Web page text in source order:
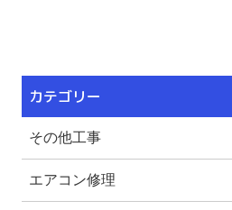
カテゴリー
その他工事
エアコン修理